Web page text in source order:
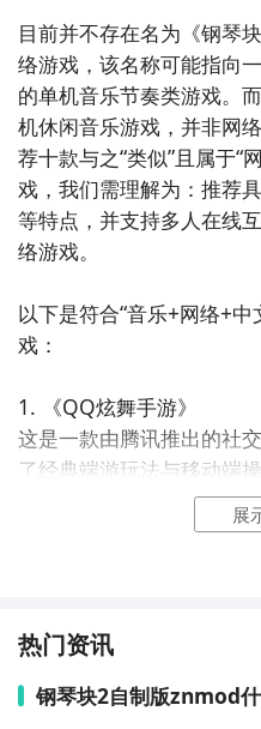
目前并不存在名为《钢琴
络游戏，该名称可能指向
的单机音乐节奏类游戏。
机休闲音乐游戏，并非网
荐十款与之“类似”且属于“
戏，我们需理解为：推荐
等特点，并支持多人在线
络游戏。
以下是符合“音乐+网络+
戏：
1. 《QQ炫舞手游》
这是一款由腾讯推出的社
了经典端游玩法与移动端
动等方式跟随节奏完成舞
对战或组队共舞。游戏拥
2. 《节奏大师》
作为曾经风靡一时的经典
展
热门资讯
钢琴块2自制版znmod